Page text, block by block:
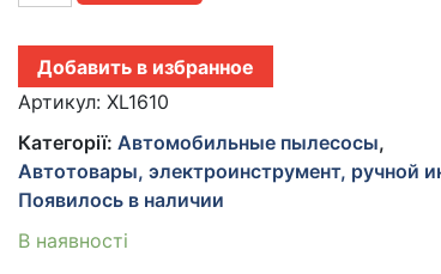
ДЛЯ
УБОРКИ
ДОМА
АВТОМОБИЛЯ
XL-
1610
Добавить в избранное
Артикул:XL1610
Категорії:Автомобильные пылесосы,
Автотовары, электроинструмент, ручной
Появилось в наличии
В наявності